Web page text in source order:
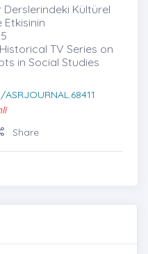
Derslerindeki Kültürel
Etkisinin
TV Series on
in Social Studies
Share